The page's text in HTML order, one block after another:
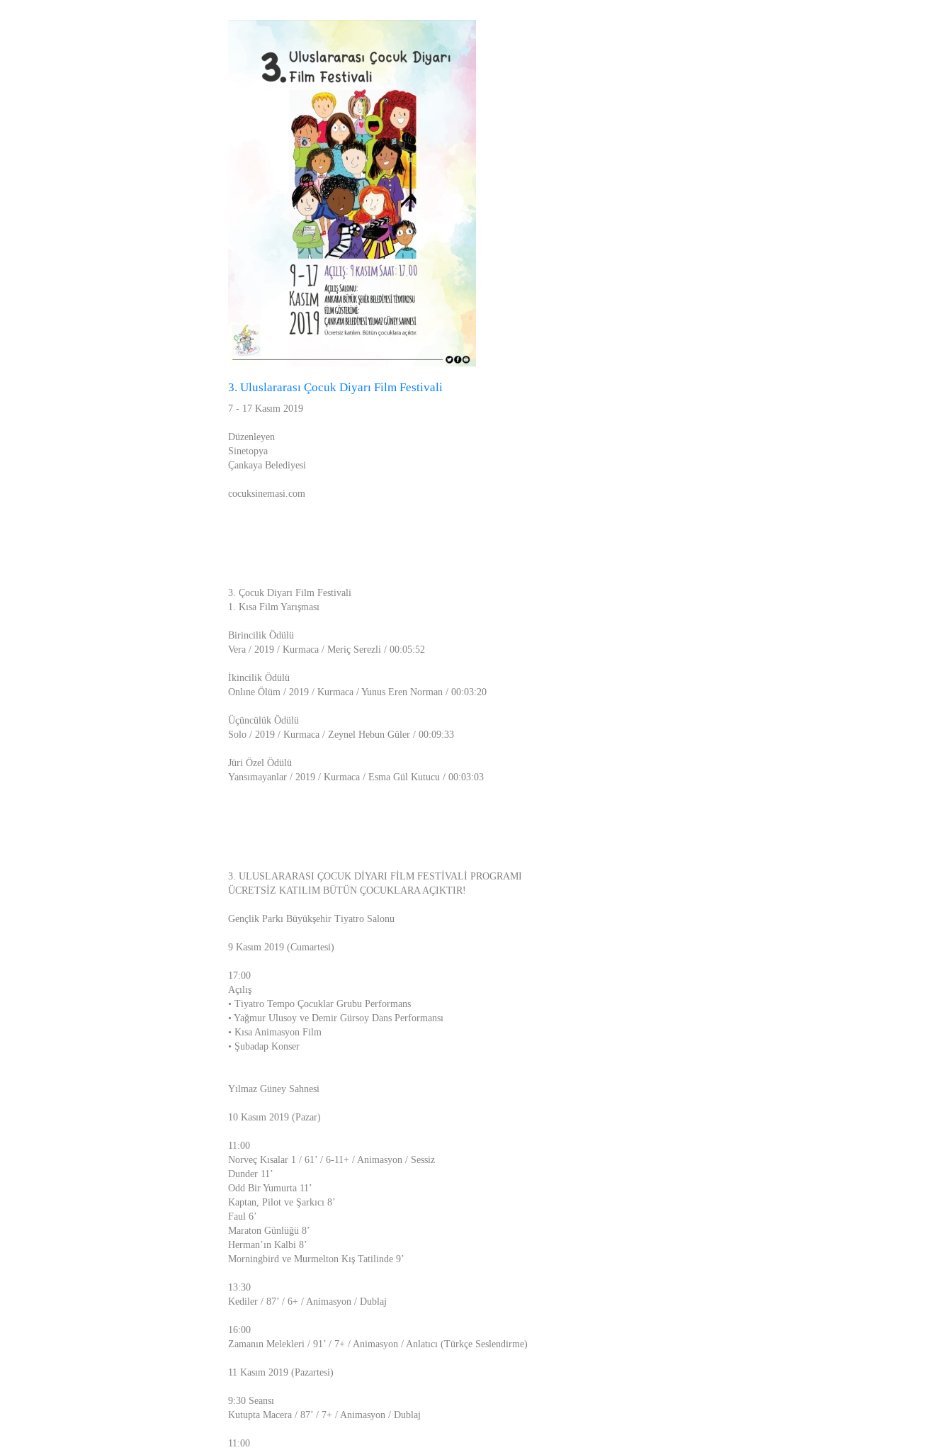
3. Uluslararası Çocuk Diyarı Film Festivali
7 - 17 Kasım 2019
Düzenleyen
Sinetopya
Çankaya Belediyesi
cocuksinemasi.com
3. Çocuk Diyarı Film Festivali
1. Kısa Film Yarışması
Birincilik Ödülü
Vera / 2019 / Kurmaca / Meriç Serezli / 00:05:52
İkincilik Ödülü
Onlıne Ölüm / 2019 / Kurmaca / Yunus Eren Norman / 00:03:20
Üçüncülük Ödülü
Solo / 2019 / Kurmaca / Zeynel Hebun Güler / 00:09:33
Jüri Özel Ödülü
Yansımayanlar / 2019 / Kurmaca / Esma Gül Kutucu / 00:03:03
3. ULUSLARARASI ÇOCUK DİYARI FİLM FESTİVALİ PROGRAMI
ÜCRETSİZ KATILIM BÜTÜN ÇOCUKLARA AÇIKTIR!
Gençlik Parkı Büyükşehir Tiyatro Salonu
9 Kasım 2019 (Cumartesi)
17:00
Açılış
• Tiyatro Tempo Çocuklar Grubu Performans
• Yağmur Ulusoy ve Demir Gürsoy Dans Performansı
• Kısa Animasyon Film
• Şubadap Konser
Yılmaz Güney Sahnesi
10 Kasım 2019 (Pazar)
11:00
Norveç Kısalar 1 / 61’ / 6-11+ / Animasyon / Sessiz
Dunder 11’
Odd Bir Yumurta 11’
Kaptan, Pilot ve Şarkıcı 8’
Faul 6’
Maraton Günlüğü 8’
Herman’ın Kalbi 8’
Morningbird ve Murmelton Kış Tatilinde 9’
13:30
Kediler / 87’ / 6+ / Animasyon / Dublaj
16:00
Zamanın Melekleri / 91’ / 7+ / Animasyon / Anlatıcı (Türkçe Seslendirme)
11 Kasım 2019 (Pazartesi)
9:30 Seansı
Kutupta Macera / 87’ / 7+ / Animasyon / Dublaj
11:00